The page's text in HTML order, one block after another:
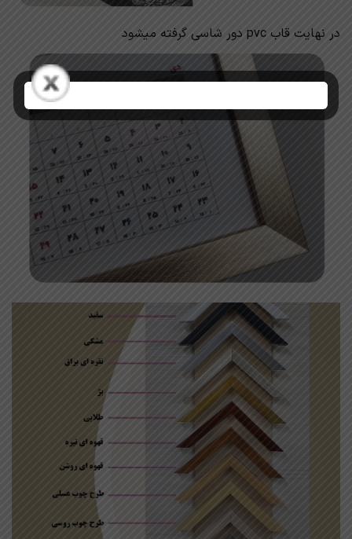
در نهایت قاب pvc دور شاسی گرفته میشود